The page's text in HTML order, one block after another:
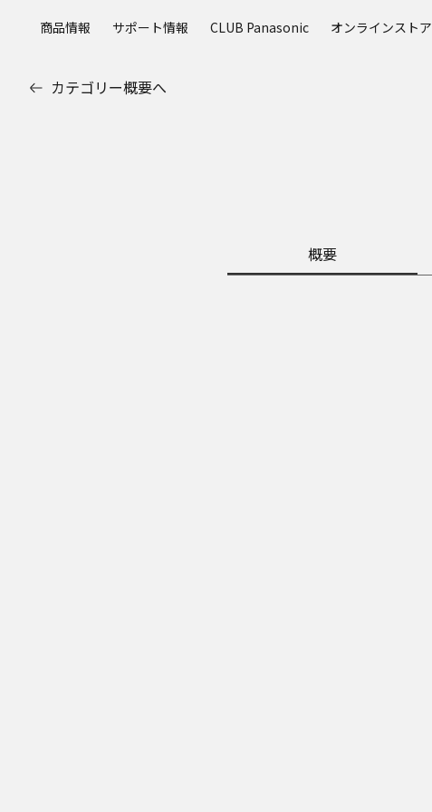
商品情報 サポート情報 CLUB Panasonic オンラインストア
カテゴリー概要へ
概要